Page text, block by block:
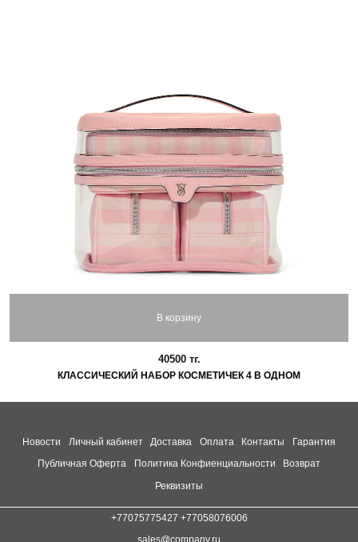
В корзину
40500 тг.
КЛАССИЧЕСКИЙ НАБОР КОСМЕТИЧЕК 4 В ОДНОМ
Новости Личный кабинет Доставка Оплата Контакты
Гарантия
Публичная Оферта
Политика Конфиенциальности
Возврат
Реквизиты
+77075775427 +77058076006